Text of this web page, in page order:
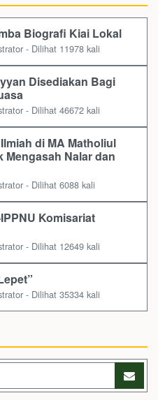
Biografi Kiai Lokal
- Dilihat 11978 kali
Disediakan Bagi
- Dilihat 46672 kali
di MA Matholiul
Nalar dan
- Dilihat 6088 kali
Komisariat
- Dilihat 12649 kali
- Dilihat 35334 kali